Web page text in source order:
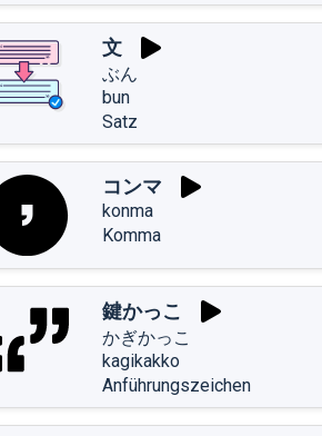
文
ぶん
bun
Satz
コンマ
konma
Komma
鍵かっこ
かぎかっこ
kagikakko
Anführungszeichen